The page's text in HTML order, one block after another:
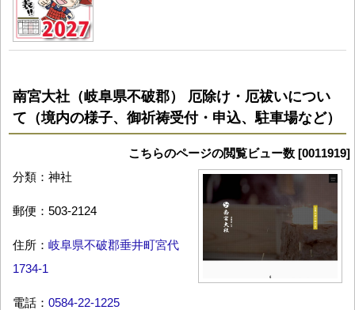
南宮大社（岐阜県不破郡） 厄除け・厄祓いについ
て（境内の様子、御祈祷受付・申込、駐車場など）
こちらのページの閲覧ビュー数 [0011919]
分類：神社
郵便：503-2124
住所： 岐阜県不破郡垂井町宮代
1734-1
電話： 0584-22-1225